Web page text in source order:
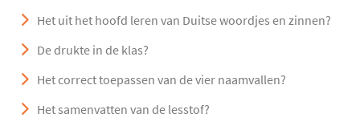
Het uit het hoofd leren van Duitse woordjes en zinnen?
De drukte in de klas?
Het correct toepassen van de vier naamvallen?
Het samenvatten van de lesstof?